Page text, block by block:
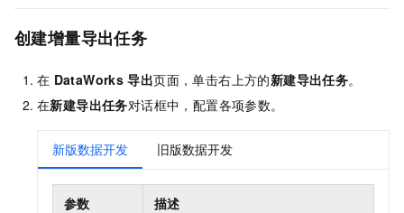
创建增量导出任务
在 DataWorks 导出页面，单击右上方的新建导出任务。
在新建导出任务对话框中，配置各项参数。
新版数据开发 旧版数据开发
参数 描述